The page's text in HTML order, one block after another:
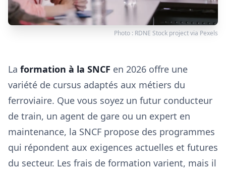
Photo : RDNE Stock projectvia Pexels
La formation à la SNCF en 2026 offre une
variété de cursus adaptés aux métiers du
ferroviaire. Que vous soyez un futur conducteur
de train, un agent de gare ou un expert en
maintenance, la SNCF propose des programmes
qui répondent aux exigences actuelles et futures
du secteur. Les frais de formation varient, mais il